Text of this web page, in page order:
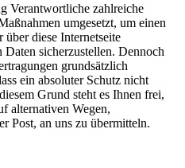
Verantwortliche zahlreiche
umgesetzt, um einen
diese Internetseite
Daten sicherzustellen. Dennoch
grundsätzlich
ein absoluter Schutz nicht
Grund steht es Ihnen frei,
alternativen Wegen,
Post, an uns zu übermitteln.